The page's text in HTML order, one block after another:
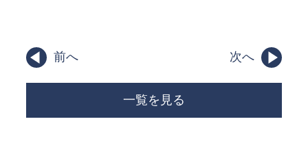
前へ 次へ
一覧を見る